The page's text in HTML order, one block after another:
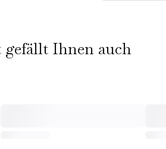
Ihnen auch